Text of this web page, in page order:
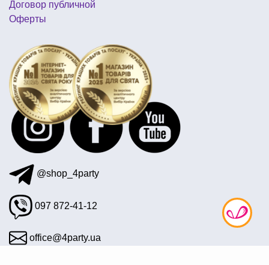
вечеринка в морском стиле костюмы
Договор публичной
Оферты
@shop_4party
097 872-41-12
office@4party.ua